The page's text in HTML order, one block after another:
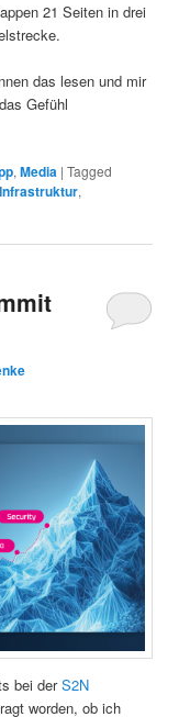
21 Seiten in drei
das lesen und mir
Gefühl
,Media |Tagged
,
bei derS2N
worden, ob ich